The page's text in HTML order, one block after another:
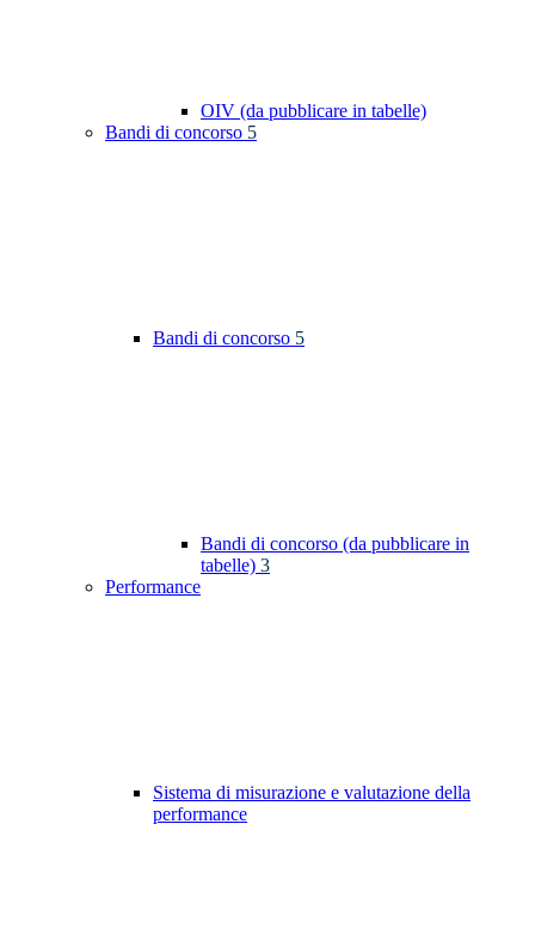
OIV (da pubblicare in tabelle)
Bandi di concorso 5
Bandi di concorso 5
Bandi di concorso (da pubblicare in
tabelle) 3
Performance
Sistema di misurazione e valutazione della
performance